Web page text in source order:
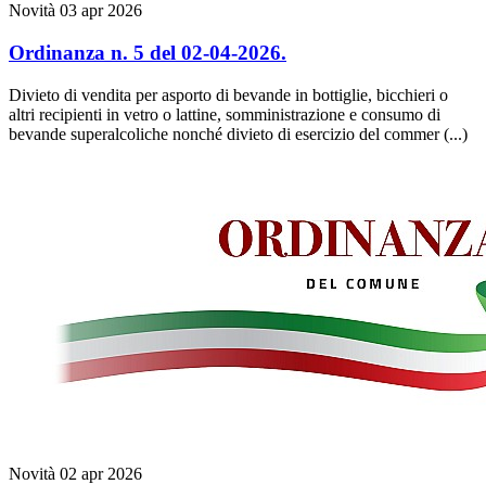
Novità 03 apr 2026
Ordinanza n. 5 del 02-04-2026.
Divieto di vendita per asporto di bevande in bottiglie, bicchieri o
altri recipienti in vetro o lattine, somministrazione e consumo di
bevande superalcoliche nonché divieto di esercizio del commer (...)
Novità 02 apr 2026